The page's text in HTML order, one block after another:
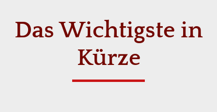
Das Wichtigste in
Kürze